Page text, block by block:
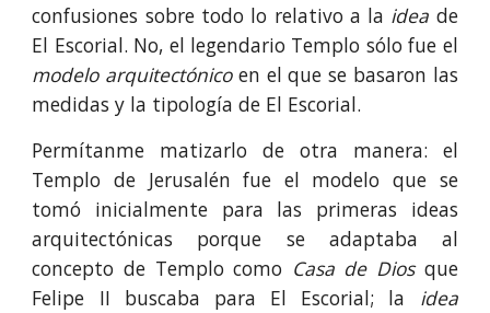
confusiones sobre todo lo relativo a la idea de
El Escorial. No, el legendario Templo sólo fue el
modelo arquitectónicoen el que se basaron las
medidas y la tipología de El Escorial.
Permítanme matizarlo de otra manera: el
Templo de Jerusalén fue el modelo que se
tomó inicialmente para las primeras ideas
arquitectónicas porque se adaptaba al
concepto de Templo como Casa de Diosque
Felipe II buscaba para El Escorial; la idea